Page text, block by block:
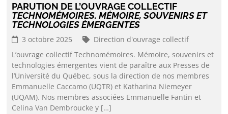
PARUTION DE L’OUVRAGE COLLECTIF
TECHNOMÉMOIRES. MÉMOIRE, SOUVENIRS ET
TECHNOLOGIES ÉMERGENTES
3 octobre 2025
Direction d'ouvrage collectif
L’ouvrage collectif Technomémoires. Mémoire, souvenirs et
technologies émergentes vient de paraître aux Presses de
l’Université du Québec, sous la direction de nos membres
Emmanuelle Caccamo (UQTR) et Katharina Niemeyer
(UQAM). Nos membres associées Emmanuelle Fantin et
Celina Van Dembroucke y […]